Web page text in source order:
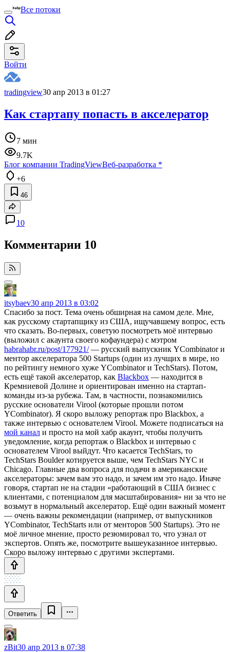
Все потоки
Войти
tradingview30 апр 2013 в 01:27
Как стартапу попасть в акселератор
7 мин
9.7K
Блог компании TradingViewВеб-разработка *
+6
46
10
Комментарии 10
itsybaev30 апр 2013 в 03:02
Спасибо за пост. Тема очень обширная на самом деле. Мне,
как русскому стартапщику из США, ищучавшему вопрос, есть
что сказать. Во-первых, советую посмотреть моё интервью
(выложил с акаунта своего кофаундера) с мэтром
habrahabr.ru/post/177921/— русский выпускник YCombinator и
ментор акселератора 500 Startups (один из лучщих в мире, но
по рейтингу немного хуже YCombinator и TechStars). Потом,
есть ещё такой акселератор, как Blackbox — находится в
Кремниевой Долине и ориентирован именно на стартап-
команды из-за рубежа. Там, в частности, познакомились
русские основатели Virool (которые прошли потом
YCombinator). Я скоро выложу репортаж про Blackbox, а
также интервью с основателем Virool. Можете подписаться на
мой канал и просто на мой хабр акаунт, чтобы получить
уведомление, когда репортаж о Blackbox и интервью с
основателем Virool выйдут. Что касается TechStars, то
TechStars Boulder котируется выше, чем TechStars NYC и
Chicago. Главные два вопроса для подачи в американские
акселераторы: зачем вам это надо, и зачем им это надо. Иначе
говоря, стартап не на стадии «работающий в США бизнес с
клиентами, с потенциалом для масштабирования» ни за что не
возьмут в нормальный акселератор. Ещё один важный момент
— очень важны рекомендации (например, от выпускников
YCombinator, TechStarts или от менторов 500 Startups). Это не
моё личное мнение, просто резюмировал то, что узнал от
экспертов. Опять же, посмотрите вышеуказанное интервью.
Скоро выложу интервью с другими экспертами.
Ответить
zBit30 апр 2013 в 07:38